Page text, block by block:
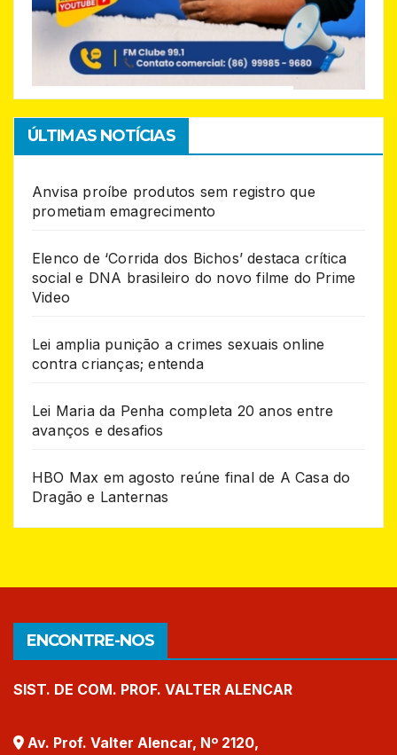
ÚLTIMAS NOTÍCIAS
Anvisa proíbe produtos sem registro que
prometiam emagrecimento
Elenco de ‘Corrida dos Bichos’ destaca crítica
social e DNA brasileiro do novo filme do Prime
Video
Lei amplia punição a crimes sexuais online
contra crianças; entenda
Lei Maria da Penha completa 20 anos entre
avanços e desafios
HBO Max em agosto reúne final de A Casa do
Dragão e Lanternas
ENCONTRE-NOS
SIST. DE COM. PROF. VALTER ALENCAR
Av. Prof. Valter Alencar, Nº 2120,